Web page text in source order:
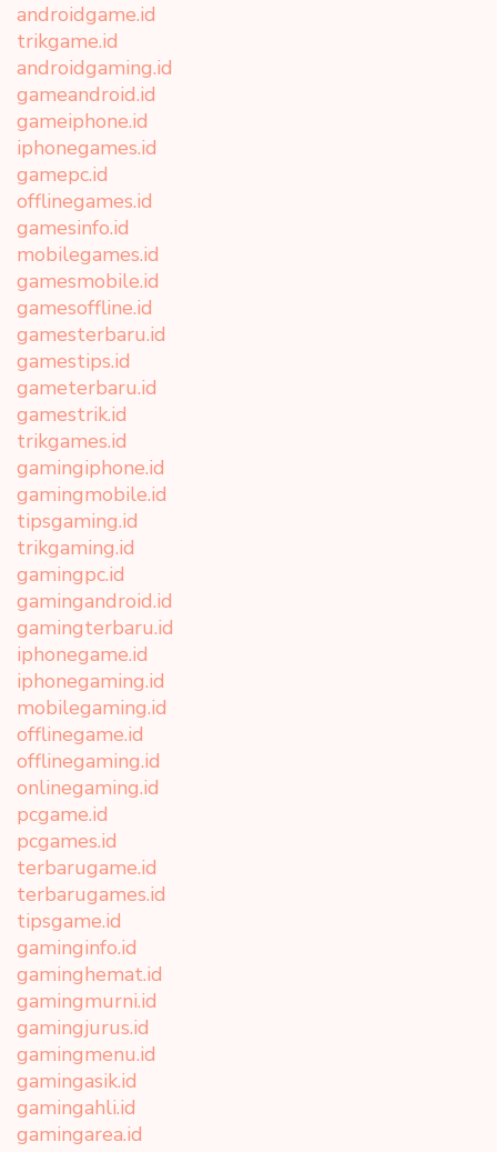
androidgame.id
trikgame.id
androidgaming.id
gameandroid.id
gameiphone.id
iphonegames.id
gamepc.id
offlinegames.id
gamesinfo.id
mobilegames.id
gamesmobile.id
gamesoffline.id
gamesterbaru.id
gamestips.id
gameterbaru.id
gamestrik.id
trikgames.id
gamingiphone.id
gamingmobile.id
tipsgaming.id
trikgaming.id
gamingpc.id
gamingandroid.id
gamingterbaru.id
iphonegame.id
iphonegaming.id
mobilegaming.id
offlinegame.id
offlinegaming.id
onlinegaming.id
pcgame.id
pcgames.id
terbarugame.id
terbarugames.id
tipsgame.id
gaminginfo.id
gaminghemat.id
gamingmurni.id
gamingjurus.id
gamingmenu.id
gamingasik.id
gamingahli.id
gamingarea.id